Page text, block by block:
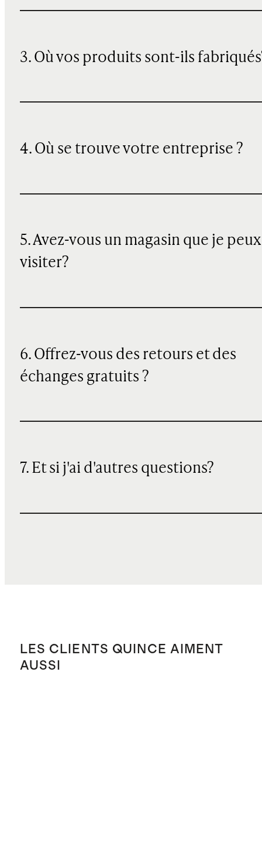
3. Où vos produits sont-ils
4. Où se trouve votre entreprise ?
5. Avez-vous un magasin que je peux
visiter?
6. Offrez-vous des retours et des
échanges gratuits ?
7. Et si j'ai d'autres questions?
LES CLIENTS QUINCE AIMENT
AUSSI